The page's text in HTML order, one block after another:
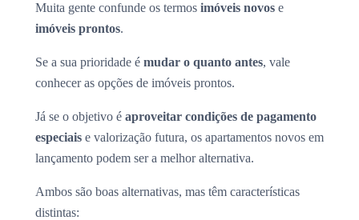
Muita gente confunde os termos imóveis novos e
imóveis prontos.
Se a sua prioridade é mudar o quanto antes, vale
conhecer as opções de imóveis prontos.
Já se o objetivo é aproveitar condições de pagamento
especiais e valorização futura, os apartamentos novos em
lançamento podem ser a melhor alternativa.
Ambos são boas alternativas, mas têm características
distintas: